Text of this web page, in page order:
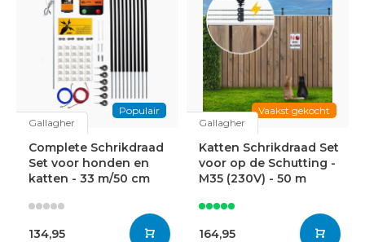
Populair
Gallagher
Complete Schrikdraad
Set voor honden en
katten - 33 m/50 cm
134,95
Vaakst gekocht
Gallagher
Katten Schrikdraad Set
voor op de Schutting -
M35 (230V) - 50 m
164,95